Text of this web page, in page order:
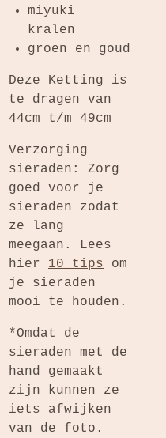
miyuki
kralen
groen en goud
Deze Ketting is
te dragen van
44cm t/m 49cm
Verzorging
sieraden: Zorg
goed voor je
sieraden zodat
ze lang
meegaan. Lees
hier 10 tips om
je sieraden
mooi te houden.
*Omdat de
sieraden met de
hand gemaakt
zijn kunnen ze
iets afwijken
van de foto.